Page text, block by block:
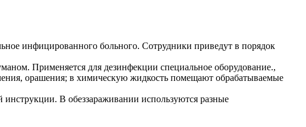
инфицированного больного. Сотрудники приведут в порядок
Применяется для дезинфекции специальное оборудование.,
орашения; в химическую жидкость помещают обрабатываемые
В обеззараживании используются разные